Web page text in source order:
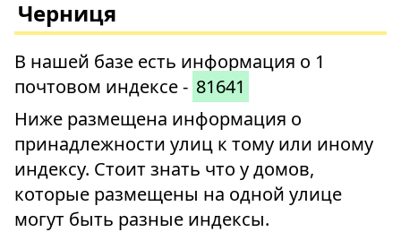
Черниця
В нашей базе есть информация о 1
почтовом индексе - 81641
Ниже размещена информация о
принадлежности улиц к тому или иному
индексу. Стоит знать что у домов,
которые размещены на одной улице
могут быть разные индексы.